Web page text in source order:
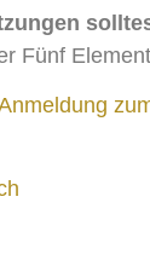
Fünf